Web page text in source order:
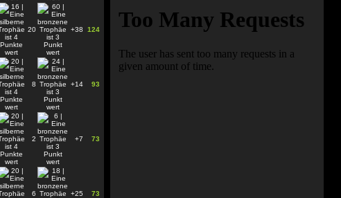
20 +38 124
8 +14 93
2 +7 73
6 +25 73